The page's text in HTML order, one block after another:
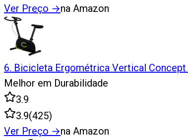
Ver Preço →na Amazon
6. Bicicleta Ergométrica Vertical Concept
Melhor em Durabilidade
3.9
3.9(425)
Ver Preço →na Amazon